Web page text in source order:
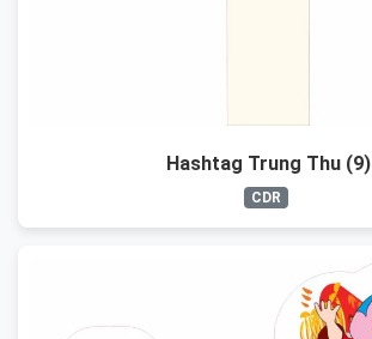
Hashtag Trung Thu (9)
CDR